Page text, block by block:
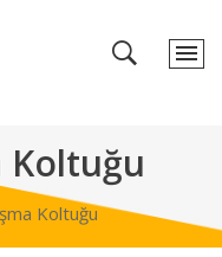
Koltuğu
Koltuğu